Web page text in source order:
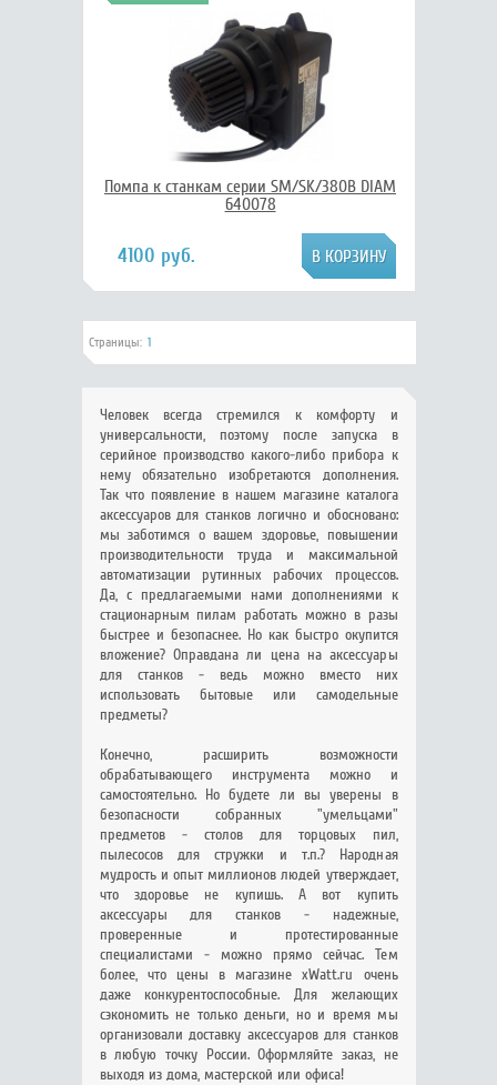
Помпа к станкам серии SM/SK/380В DIAM
640078
4100 руб.
Страницы: 1
Человек всегда стремился к комфорту и
универсальности, поэтому после запуска в
серийное производство какого-либо прибора к
нему обязательно изобретаются дополнения.
Так что появление в нашем магазине каталога
аксессуаров для станков логично и обосновано:
мы заботимся о вашем здоровье, повышении
производительности труда и максимальной
автоматизации рутинных рабочих процессов.
Да, с предлагаемыми нами дополнениями к
стационарным пилам работать можно в разы
быстрее и безопаснее. Но как быстро окупится
вложение? Оправдана ли цена на аксессуары
для станков - ведь можно вместо них
использовать бытовые или самодельные
предметы?
Конечно, расширить возможности
обрабатывающего инструмента можно и
самостоятельно. Но будете ли вы уверены в
безопасности собранных "умельцами"
предметов - столов для торцовых пил,
пылесосов для стружки и т.п.? Народная
мудрость и опыт миллионов людей утверждает,
что здоровье не купишь. А вот купить
аксессуары для станков - надежные,
проверенные и протестированные
специалистами - можно прямо сейчас. Тем
более, что цены в магазине xWatt.ru очень
даже конкурентоспособные. Для желающих
сэкономить не только деньги, но и время мы
организовали доставку аксессуаров для станков
в любую точку России. Оформляйте заказ, не
выходя из дома, мастерской или офиса!